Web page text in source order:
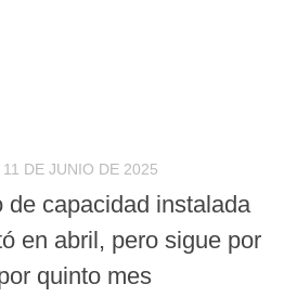
11 DE JUNIO DE 2025
de capacidad instalada
en abril, pero sigue por
quinto mes